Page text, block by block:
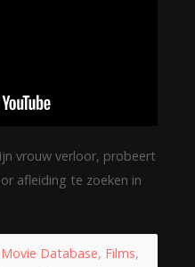
vrouw verloor, probeert
afleiding te zoeken in
Database, Films,